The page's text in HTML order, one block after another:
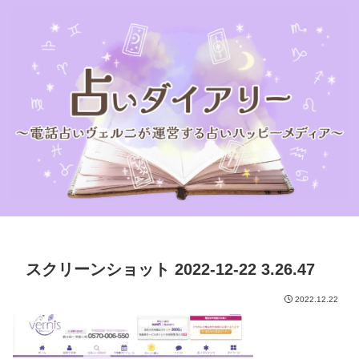
スクリーンショット 2022-12-22 3.26.47
2022.12.22